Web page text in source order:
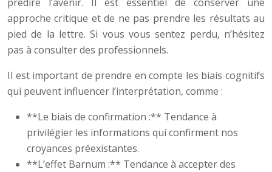
approche critique et de ne pas prendre les résultats au
pied de la lettre. Si vous vous sentez perdu, n’hésitez
pas à consulter des professionnels.
Il est important de prendre en compte les biais cognitifs
qui peuvent influencer l’interprétation, comme :
**Le biais de confirmation :** Tendance à
privilégier les informations qui confirment nos
croyances préexistantes.
**L’effet Barnum :** Tendance à accepter des